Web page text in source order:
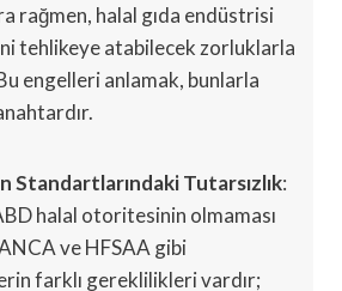
rağmen, halal gıda endüstrisi
tehlikeye atabilecek zorluklarla
engelleri anlamak, bunlarla
Standartlarındaki Tutarsızlık:
halal otoritesinin olmaması
ve HFSAA gibi
farklı gereklilikleri vardır;